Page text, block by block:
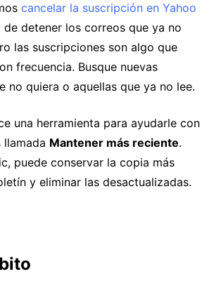
cancelar la suscripción en Yahoo
detener los correos que ya no
las suscripciones son algo que
frecuencia. Busque nuevas
no quiera o aquellas que ya no lee.
una herramienta para ayudarle con
llamada Mantener más reciente.
puede conservar la copia más
y eliminar las desactualizadas.